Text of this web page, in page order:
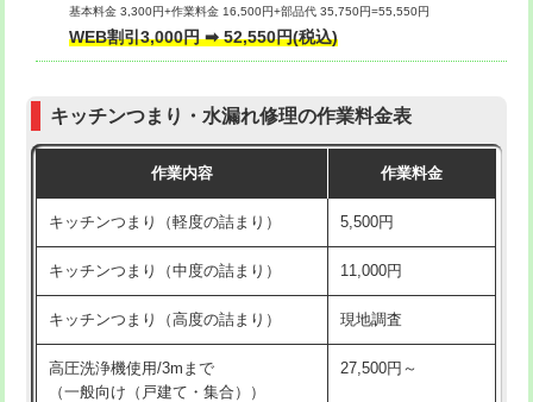
給水管工事※（ライニング鋼管・銅
管・ポリ管・HT管使用/3ｍまで)
44,000円
管・ポリ管・HT管使用/3ｍ超え)
排水管工事（土の掘削・埋め戻し作
11,000円~
排水管工事（排水管工事/3ｍまで） 55,000円
排水管工事（追加 排水管工事/3ｍ超
+11,000円
マス交換（土の掘削・埋め戻し作業）
その他部品の脱着
式・ワンホール）)
交換・取付(排水栓・排水トラップ
22,000円+材料費
基本料金 3,300円+作業料金 16,500円+部品代 35,750円=55,550円
WEB割引3,000円 ➡ 52,550円(税込)
キッチンつまり・水漏れ修理の作業料金表
作業内容 作業料金
キッチンつまり（軽度の詰まり） 5,500円
キッチンつまり（中度の詰まり） 11,000円
キッチンつまり（高度の詰まり） 現地調査
高圧洗浄機使用/3mまで
（一般向け（戸建て・集合））
27,500円～